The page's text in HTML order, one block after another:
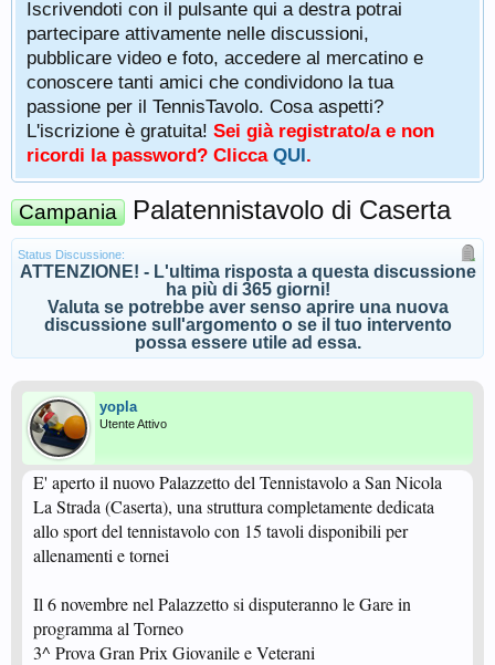
Iscrivendoti con il pulsante qui a destra potrai
partecipare attivamente nelle discussioni,
pubblicare video e foto, accedere al mercatino e
conoscere tanti amici che condividono la tua
passione per il TennisTavolo. Cosa aspetti?
L'iscrizione è gratuita! Sei già registrato/a e non
ricordi la password? Clicca QUI.
Campania Palatennistavolo di Caserta
Status Discussione:
ATTENZIONE! - L'ultima risposta a questa discussione
ha più di 365 giorni!
Valuta se potrebbe aver senso aprire una nuova
discussione sull'argomento o se il tuo intervento
possa essere utile ad essa.
yopla
Utente Attivo
E' aperto il nuovo Palazzetto del Tennistavolo a San Nicola
La Strada (Caserta), una struttura completamente dedicata
allo sport del tennistavolo con 15 tavoli disponibili per
allenamenti e tornei
Il 6 novembre nel Palazzetto si disputeranno le Gare in
programma al Torneo
3^ Prova Gran Prix Giovanile e Veterani